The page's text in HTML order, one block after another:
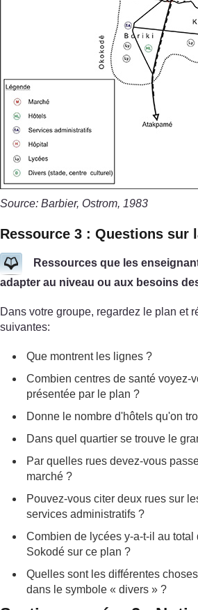
Source: Barbier, Ostrom, 1983
Ressource 3 : Questions sur
Ressources que les
adapter au niveau ou aux besoins
Dans votre groupe, regardez le plan et
suivantes:
Que montrent les lignes ?
Combien centres de santé voyez-
présentée par le plan ?
Donne le nombre d'hôtels qu'on
Dans quel quartier se trouve le
Par quelles rues devez-vous
marché ?
Pouvez-vous citer deux rues sur
services administratifs ?
Combien de lycées y-a-t-il au
Sokodé sur ce plan ?
Quelles sont les différentes
dans le symbole « divers » ?